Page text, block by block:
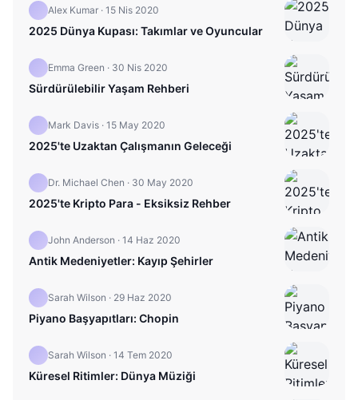
Alex Kumar · 15 Nis 2020
2025 Dünya Kupası: Takımlar ve Oyuncular
Emma Green · 30 Nis 2020
Sürdürülebilir Yaşam Rehberi
Mark Davis · 15 May 2020
2025'te Uzaktan Çalışmanın Geleceği
Dr. Michael Chen · 30 May 2020
2025'te Kripto Para - Eksiksiz Rehber
John Anderson · 14 Haz 2020
Antik Medeniyetler: Kayıp Şehirler
Sarah Wilson · 29 Haz 2020
Piyano Başyapıtları: Chopin
Sarah Wilson · 14 Tem 2020
Küresel Ritimler: Dünya Müziği